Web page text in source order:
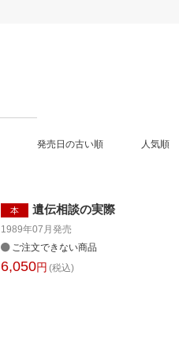
発売日の古い順 人気順
本 遺伝相談の実際
1989年07月発売
ご注文できない商品
6,050円 (税込)